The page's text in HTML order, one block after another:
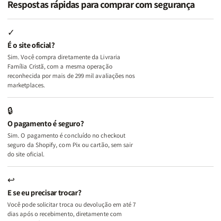
Minhas
Lutas
e
Deus
+
A
Mulher
Lar
Minhas
Lutas
+
A
Lar
Mulher
Segundo
Mulher
Segundo
Respostas rápidas para comprar com segurança
✓
É o site oficial?
Sim. Você compra diretamente da Livraria
Família Cristã, com a mesma operação
reconhecida por mais de 299 mil avaliações nos
marketplaces.
🔒
O pagamento é seguro?
Sim. O pagamento é concluído no checkout
seguro da Shopify, com Pix ou cartão, sem sair
do site oficial.
↩
E se eu precisar trocar?
Você pode solicitar troca ou devolução em até 7
dias após o recebimento, diretamente com